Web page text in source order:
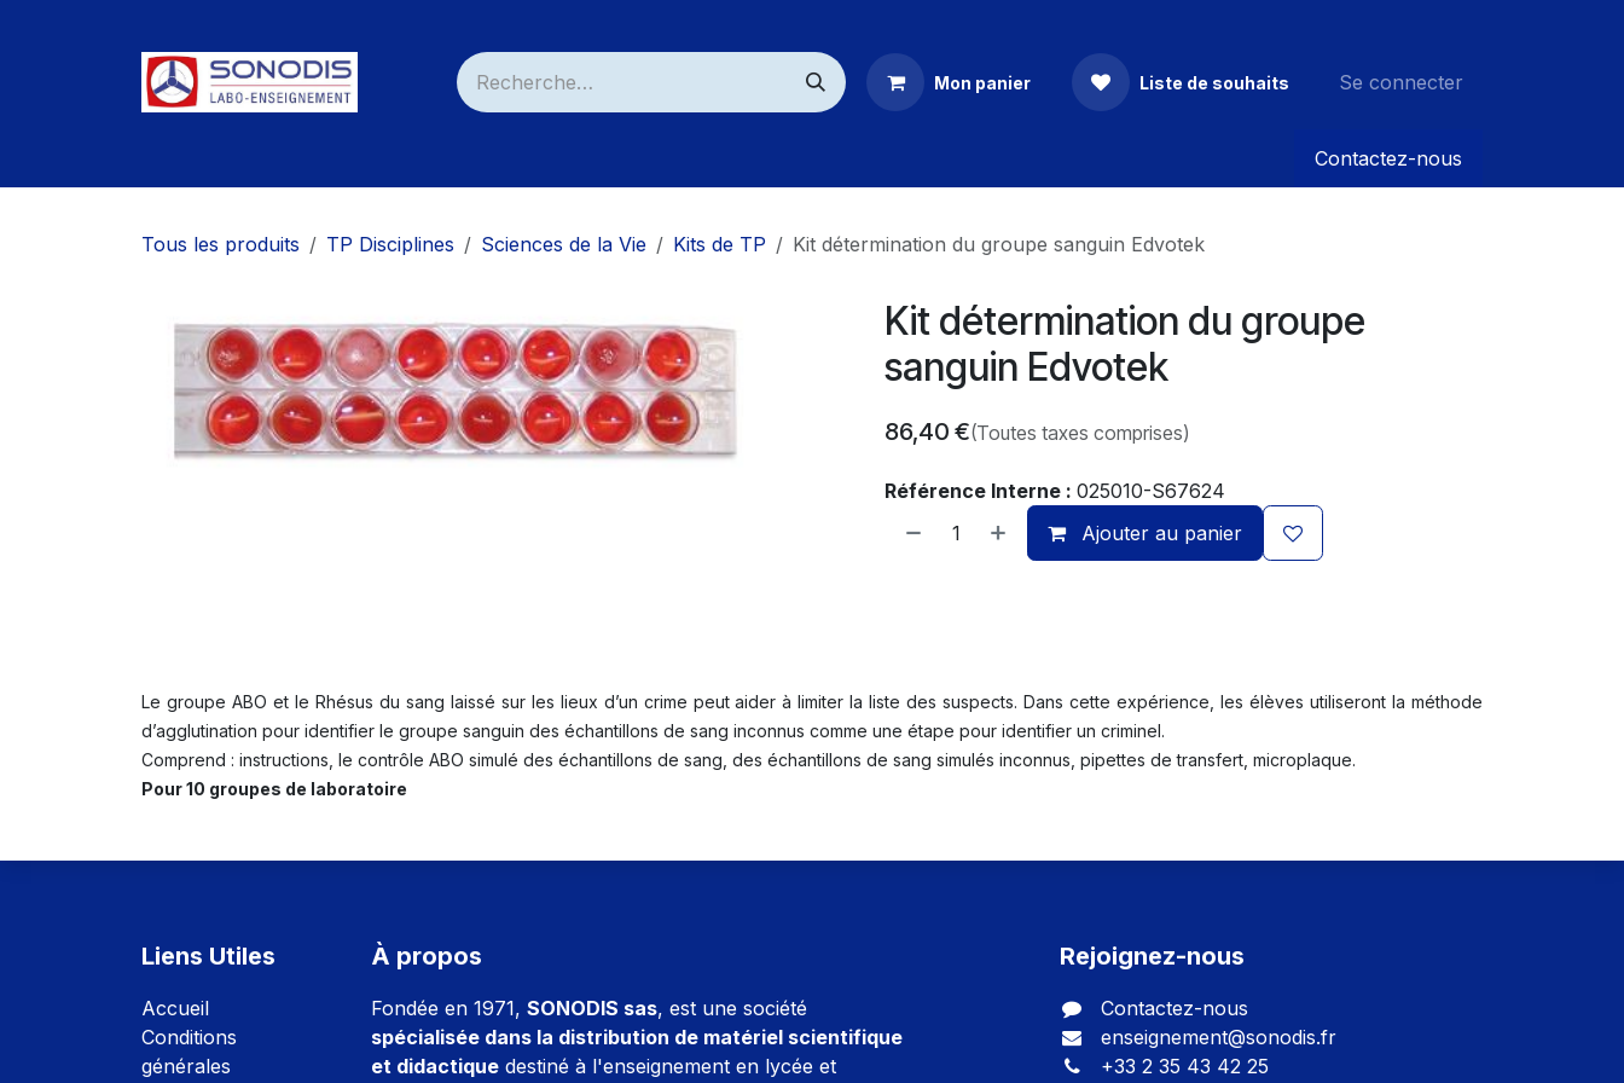
Mon panier Liste de souhaits Se connecter
Contactez-nous
Tous les produits TP Disciplines Sciences de la Vie Kits de TP Kit détermination du groupe sanguin Edvotek
Kit détermination du groupe
sanguin Edvotek
86,40 €(Toutes taxes comprises)
Référence Interne : 025010-S67624
Ajouter au panier
Le groupe ABO et le Rhésus du sang laissé sur les lieux d’un crime peut aider à limiter la liste des suspects. Dans cette expérience, les élèves utiliseront la méthode
d’agglutination pour identifier le groupe sanguin des échantillons de sang inconnus comme une étape pour identifier un criminel.
Comprend : instructions, le contrôle ABO simulé des échantillons de sang, des échantillons de sang simulés inconnus, pipettes de transfert, microplaque.
Pour 10 groupes de laboratoire
Liens Utiles
Accueil
Conditions
générales
À propos
Fondée en 1971, SONODIS sas, est une société
spécialisée dans la distribution de matériel scientifique
et didactique destiné à l'enseignement en lycée et
Rejoignez-nous
Contactez-nous
enseignement@sonodis.fr
+33 2 35 43 42 25